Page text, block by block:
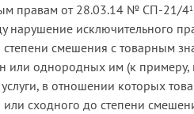
правам от 28.03.14 № СП-21/41
нарушение исключительного
смешения с товарным
или однородных им (к
в отношении которых
или сходного до степени